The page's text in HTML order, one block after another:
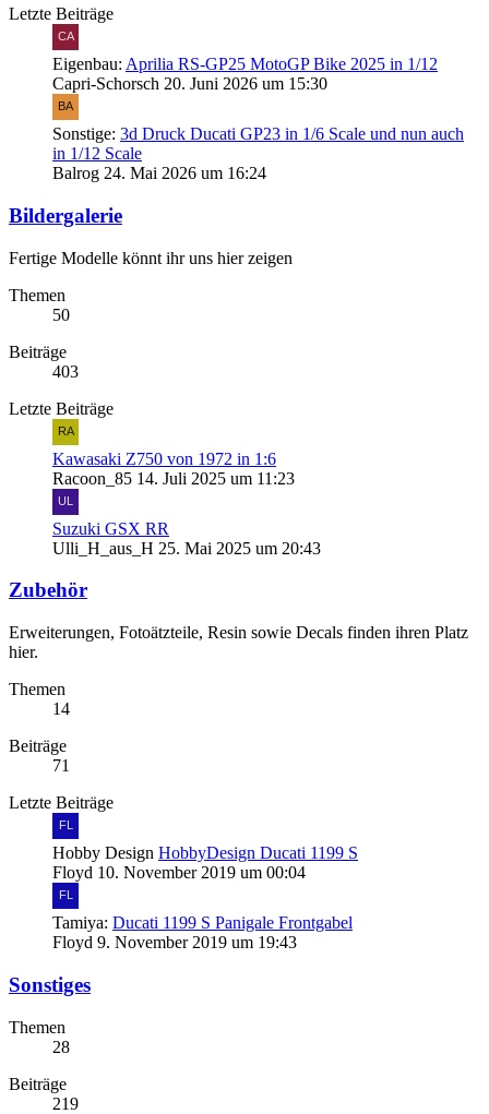
Letzte Beiträge
Eigenbau: Aprilia RS-GP25 MotoGP Bike 2025 in 1/12
Capri-Schorsch 20. Juni 2026 um 15:30
Sonstige: 3d Druck Ducati GP23 in 1/6 Scale und nun auch
in 1/12 Scale
Balrog 24. Mai 2026 um 16:24
Bildergalerie
Fertige Modelle könnt ihr uns hier zeigen
Themen
50
Beiträge
403
Letzte Beiträge
Kawasaki Z750 von 1972 in 1:6
Racoon_85 14. Juli 2025 um 11:23
Suzuki GSX RR
Ulli_H_aus_H 25. Mai 2025 um 20:43
Zubehör
Erweiterungen, Fotoätzteile, Resin sowie Decals finden ihren Platz
hier.
Themen
14
Beiträge
71
Letzte Beiträge
Hobby Design HobbyDesign Ducati 1199 S
Floyd 10. November 2019 um 00:04
Tamiya: Ducati 1199 S Panigale Frontgabel
Floyd 9. November 2019 um 19:43
Sonstiges
Themen
28
Beiträge
219